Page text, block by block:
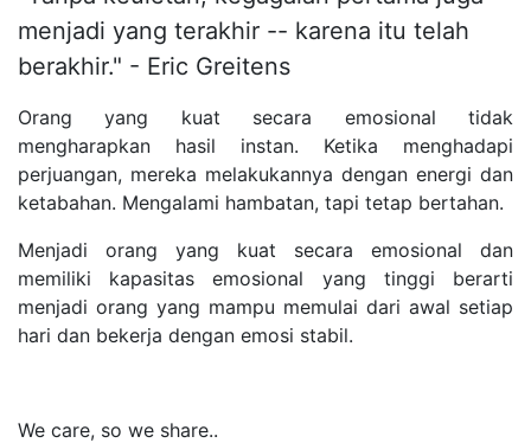
menjadi yang terakhir -- karena itu telah
berakhir." - Eric Greitens
Orang yang kuat secara emosional tidak
mengharapkan hasil instan. Ketika menghadapi
perjuangan, mereka melakukannya dengan energi dan
ketabahan. Mengalami hambatan, tapi tetap bertahan.
Menjadi orang yang kuat secara emosional dan
memiliki kapasitas emosional yang tinggi berarti
menjadi orang yang mampu memulai dari awal setiap
hari dan bekerja dengan emosi stabil.
We care, so we share..